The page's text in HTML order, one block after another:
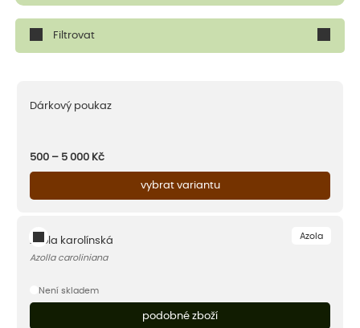
Filtrovat
Dárkový poukaz
500 – 5 000 Kč
vybrat variantu
Azola
Azola karolínská
Azolla caroliniana
Není skladem
podobné zboží